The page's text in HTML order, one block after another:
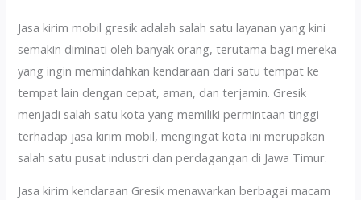
Jasa kirim mobil gresik adalah salah satu layanan yang kini
semakin diminati oleh banyak orang, terutama bagi mereka
yang ingin memindahkan kendaraan dari satu tempat ke
tempat lain dengan cepat, aman, dan terjamin. Gresik
menjadi salah satu kota yang memiliki permintaan tinggi
terhadap jasa kirim mobil, mengingat kota ini merupakan
salah satu pusat industri dan perdagangan di Jawa Timur.
Jasa kirim kendaraan Gresik menawarkan berbagai macam